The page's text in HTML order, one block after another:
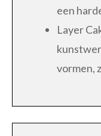
een
Layer
vormen,